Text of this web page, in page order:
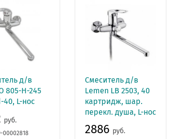
д/в
805-Н-245
L-нос
руб.
00002818
Смеситель д/в
Lemen LB 2503, 40
картридж, шар.
перекл. душа, L-нос
2886 руб.